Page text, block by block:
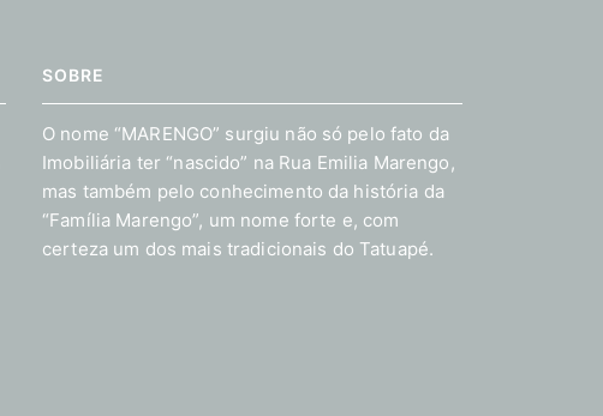
SOBRE
O nome “MARENGO” surgiu não só pelo fato da
Imobiliária ter “nascido” na Rua Emilia Marengo,
mas também pelo conhecimento da história da
“Família Marengo”, um nome forte e, com
certeza um dos mais tradicionais do Tatuapé.